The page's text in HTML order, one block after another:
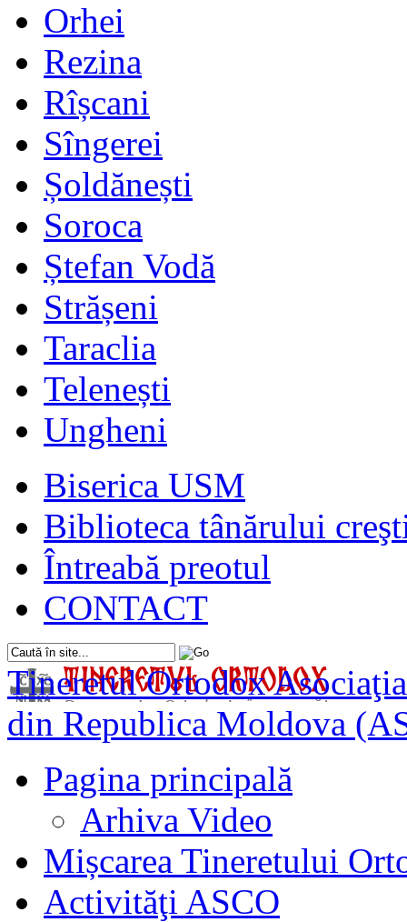
Orhei
Rezina
Rîșcani
Sîngerei
Șoldănești
Soroca
Ștefan Vodă
Strășeni
Taraclia
Telenești
Ungheni
Biserica USM
Biblioteca tânărului
Întreabă preotul
CONTACT
Tineretul Ortodox
din Republica Moldova
Pagina principală
Arhiva Video
Mișcarea Tineretului
Activităţi ASCO